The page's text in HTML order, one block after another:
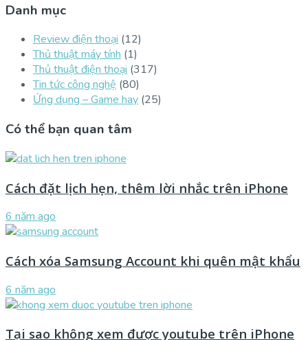
Danh mục
Review điện thoại (12)
Thủ thuật máy tính (1)
Thủ thuật điện thoại (317)
Tin tức công nghệ (80)
Ứng dụng – Game hay (25)
Có thể bạn quan tâm
Cách đặt lịch hẹn, thêm lời nhắc trên iPhone
6 năm ago
Cách xóa Samsung Account khi quên mật khẩu
6 năm ago
Tại sao không xem được youtube trên iPhone